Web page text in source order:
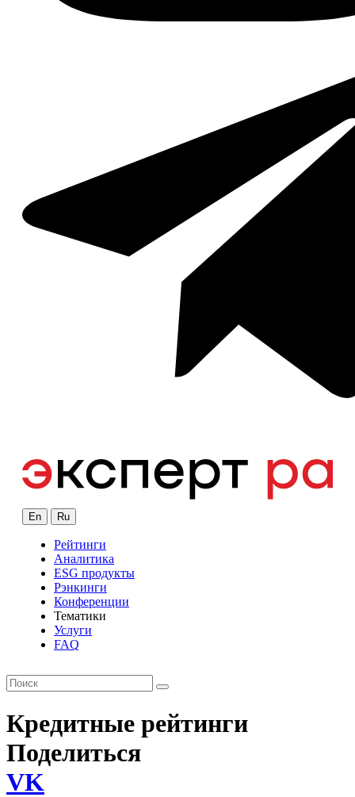
En Ru
Рейтинги
Аналитика
ESG продукты
Рэнкинги
Конференции
Тематики
Услуги
FAQ
Кредитные рейтинги
Поделиться
VK